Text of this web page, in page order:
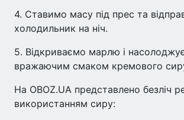
4. Ставимо масу під прес та
холодильник на ніч.
5. Відкриваємо марлю і
вражаючим смаком кремового
На OBOZ.UA представлено безліч
використанням сиру: